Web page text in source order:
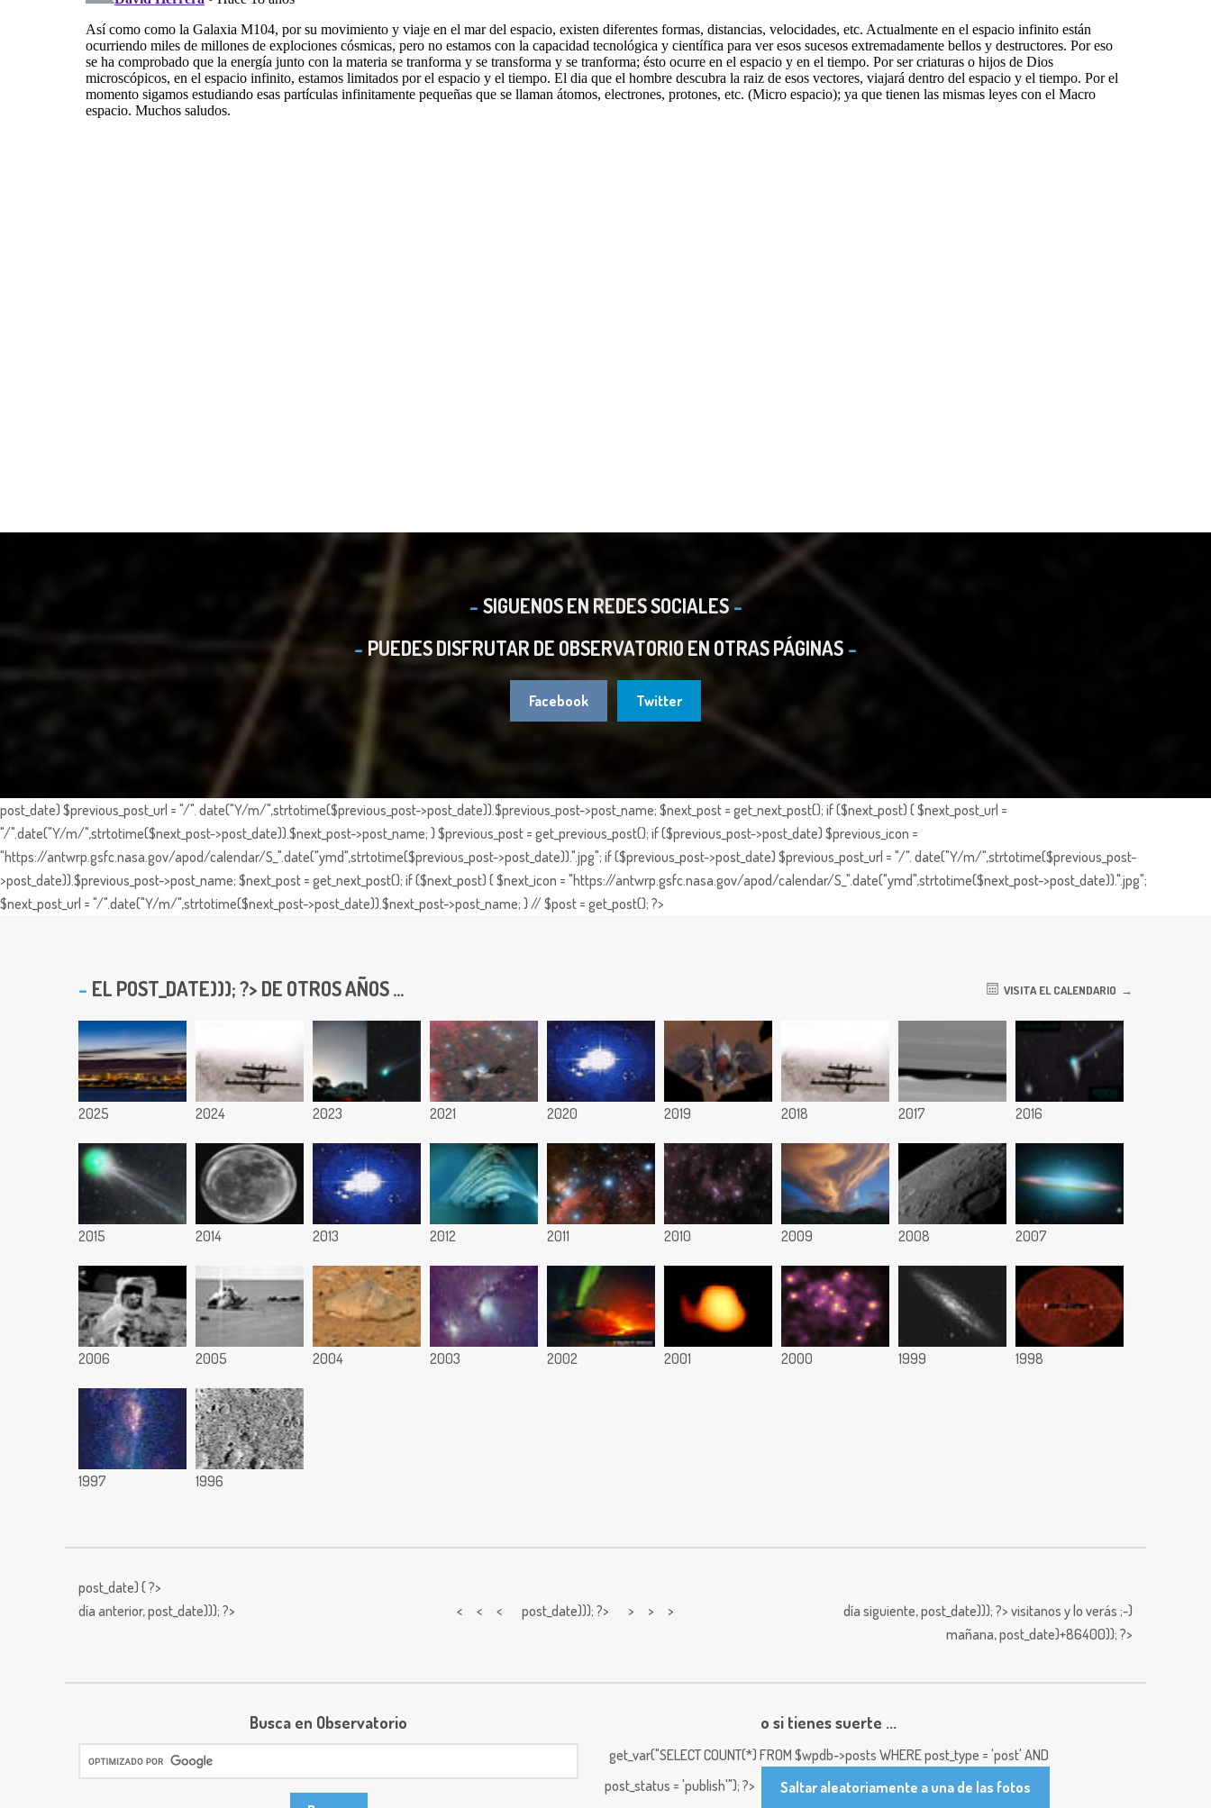
SIGUENOS EN REDES SOCIALES
PUEDES DISFRUTAR DE OBSERVATORIO EN OTRAS PÁGINAS
Facebook Twitter
post_date) $previous_post_url = "/". date("Y/m/",strtotime($previous_post->post_date)).$previous_post->post_name; $next_post = get_next_post(); if ($next_post) { $next_post_url =
"/".date("Y/m/",strtotime($next_post->post_date)).$next_post->post_name; } $previous_post = get_previous_post(); if ($previous_post->post_date) $previous_icon =
"https://antwrp.gsfc.nasa.gov/apod/calendar/S_".date("ymd",strtotime($previous_post->post_date)).".jpg"; if ($previous_post->post_date) $previous_post_url = "/". date("Y/m/",strtotime($previous_post-
>post_date)).$previous_post->post_name; $next_post = get_next_post(); if ($next_post) { $next_icon = "https://antwrp.gsfc.nasa.gov/apod/calendar/S_".date("ymd",strtotime($next_post->post_date)).".jpg";
$next_post_url = "/".date("Y/m/",strtotime($next_post->post_date)).$next_post->post_name; } // $post = get_post(); ?>
EL POST_DATE))); ?> DE OTROS AÑOS ... VISITA EL CALENDARIO
2025 2024 2023 2021 2020 2019 2018 2017 2016
2015 2014 2013 2012 2011 2010 2009 2008 2007
2006 2005 2004 2003 2002 2001 2000 1999 1998
1997 1996
post_date) { ?>
día anterior,post_date))); ?> < < < post_date))); ?> > > > día siguiente,post_date))); ?> visitanos y lo verás ;-)
mañana,post_date)+86400)); ?>
Busca en Observatorio o si tienes suerte ...
get_var("SELECT COUNT(*) FROM $wpdb->posts WHERE post_type = 'post' AND
post_status = 'publish'"); ?>
Saltar aleatoriamente a una de las fotos